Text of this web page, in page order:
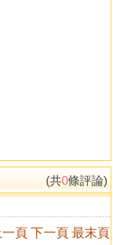
究興趣者，詳加
福人群，共同建
，賜教匡正，共
(共0條評論)
一頁 下一頁 最末頁